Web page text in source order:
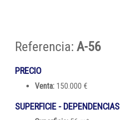
Referencia: A-56
PRECIO
Venta: 150.000 €
SUPERFICIE - DEPENDENCIAS